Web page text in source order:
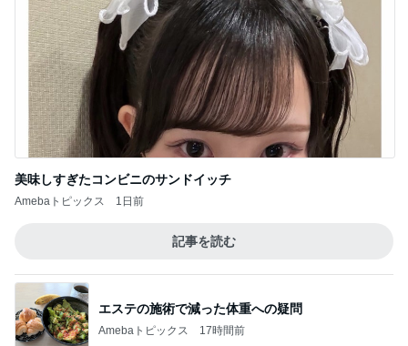
美味しすぎたコンビニのサンドイッチ
Amebaトピックス 1日前
記事を読む
エステの施術で減った体重への疑問
Amebaトピックス 17時間前